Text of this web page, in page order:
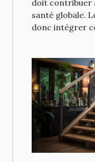
doit contribuer
santé globale.
donc intégrer